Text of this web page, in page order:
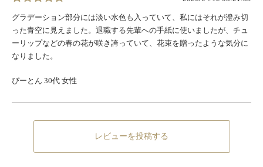
グラデーション部分には淡い水色も入っていて、私にはそれが澄み切
った青空に見えました。退職する先輩への手紙に使いましたが、チュ
ーリップなどの春の花が咲き誇っていて、花束を贈ったような気分に
なりました。
ぴーとん 30代 女性
レビューを投稿する